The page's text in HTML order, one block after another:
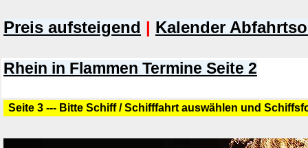
Preis aufsteigend | Kalender
Rhein in Flammen Termine Seite 2
Seite 3 --- Bitte Schiff / Schifffahrt auswählen und